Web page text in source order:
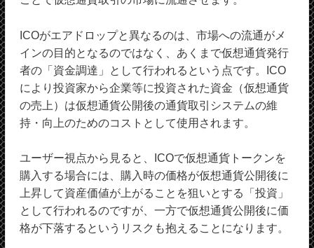
ICOがエアドロップと異なるのは、市場への流通がメ
インの目的となるのではなく、あくまで仮想通貨発行
者の「資金調達」として行われるという点です。ICO
により投資家から企業等に投資された資金（仮想通貨
の売上）は仮想通貨公開後の通貨取引システムの維
持・向上のためのコストとして使用されます。
ユーザー視点から見ると、ICOで仮想通貨トークンを
購入する場合には、購入時の価格が仮想通貨公開後に
上昇して資産価値が上がることを狙いとする「投資」
として行われるのですが、一方で仮想通貨公開後に価
格が下落するというリスクも抱えることになります。